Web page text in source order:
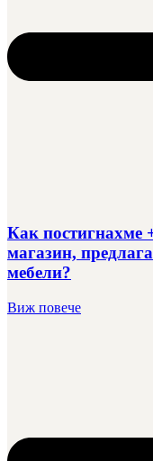
Как постигнахме
магазин,
мебели?
Виж повече